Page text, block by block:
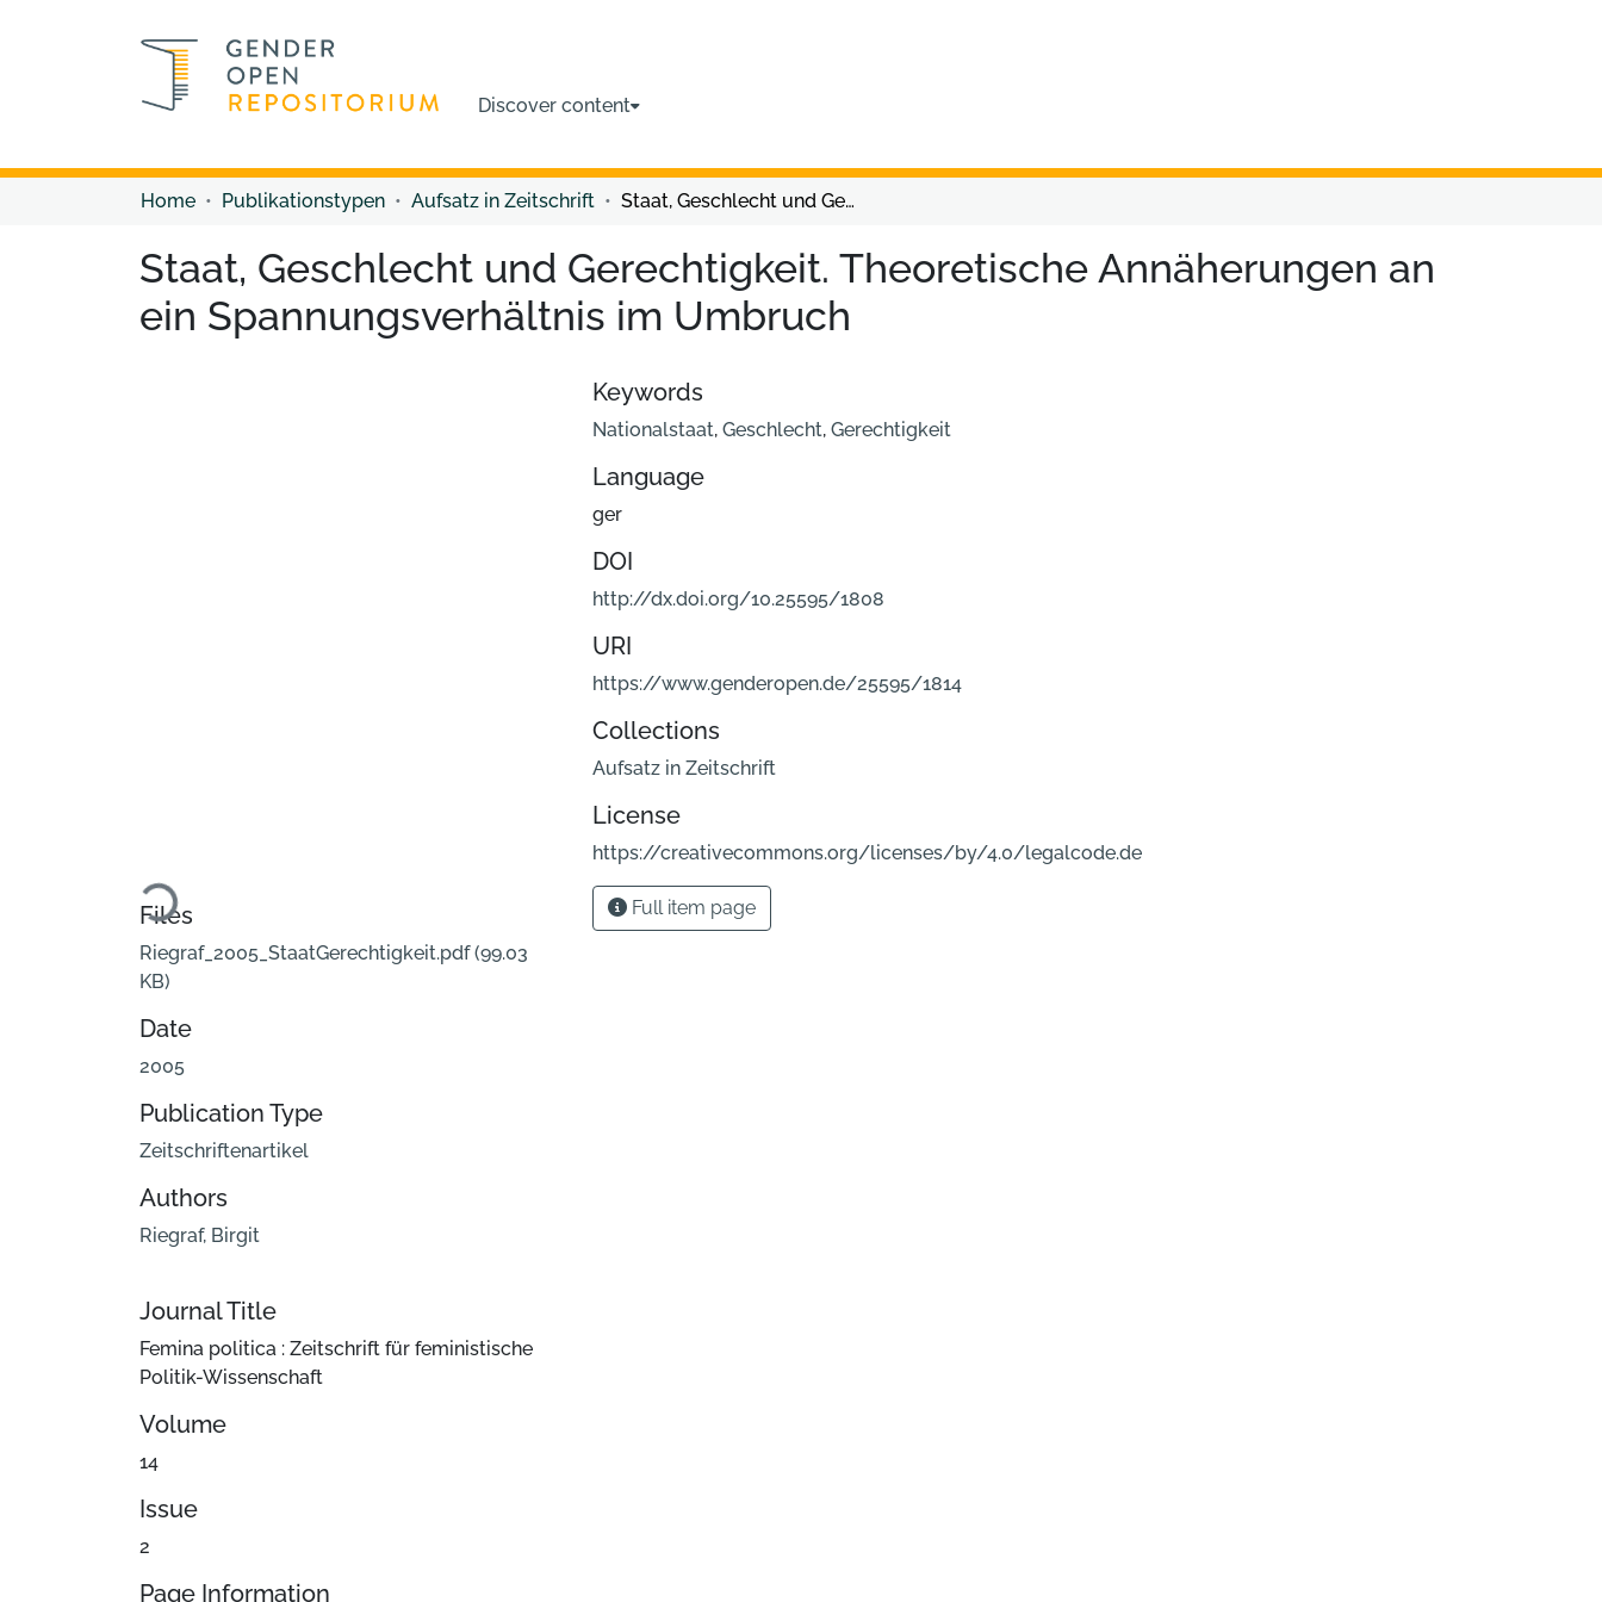
Discover content
Home Publikationstypen Aufsatz in Zeitschrift Staat, Geschlecht und Gerechtigkeit. Theoretische Annäherungen an ein Spannungsverhältnis im Umbruch
Staat, Geschlecht und Gerechtigkeit. Theoretische Annäherungen an
ein Spannungsverhältnis im Umbruch
Loading...
Files
Riegraf_2005_StaatGerechtigkeit.pdf(99.03
KB)
Date
2005
Publication Type
Zeitschriftenartikel
Authors
Riegraf, Birgit
Journal Title
Femina politica : Zeitschrift für feministische
Politik-Wissenschaft
Volume
14
Issue
2
Page Information
Keywords
Nationalstaat, Geschlecht, Gerechtigkeit
Language
ger
DOI
http://dx.doi.org/10.25595/1808
URI
https://www.genderopen.de/25595/1814
Collections
Aufsatz in Zeitschrift
License
https://creativecommons.org/licenses/by/4.0/legalcode.de
Full item page